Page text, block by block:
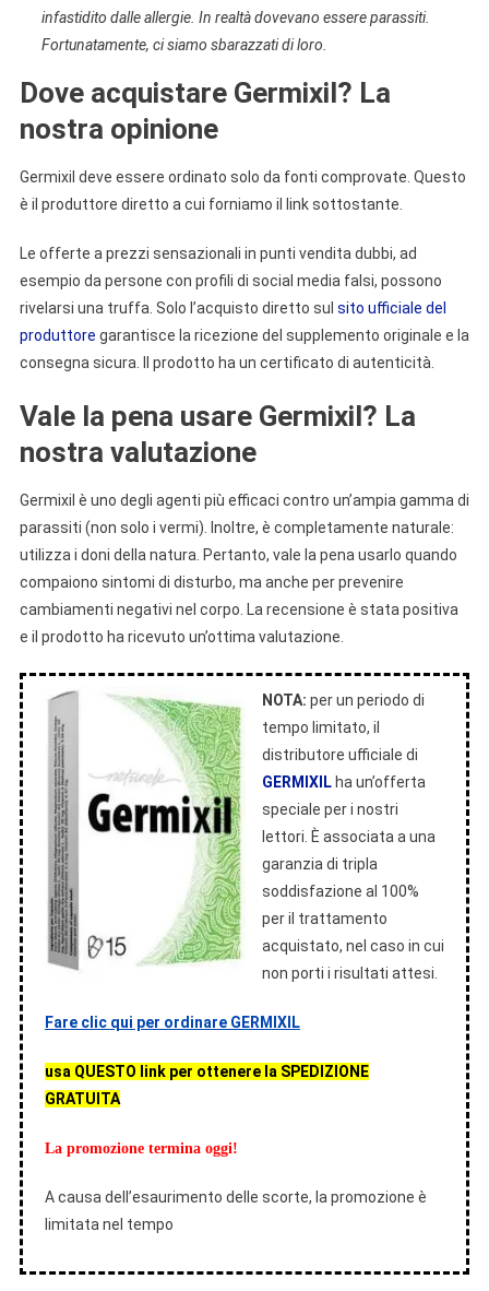
infastidito dalle allergie. In realtà dovevano essere parassiti.
Fortunatamente, ci siamo sbarazzati di loro.
Dove acquistare Germixil? La
nostra opinione
Germixil deve essere ordinato solo da fonti comprovate. Questo
è il produttore diretto a cui forniamo il link sottostante.
Le offerte a prezzi sensazionali in punti vendita dubbi, ad
esempio da persone con profili di social media falsi, possono
rivelarsi una truffa. Solo l’acquisto diretto sul sito ufficiale del
produttore garantisce la ricezione del supplemento originale e la
consegna sicura. Il prodotto ha un certificato di autenticità.
Vale la pena usare Germixil? La
nostra valutazione
Germixil è uno degli agenti più efficaci contro un’ampia gamma di
parassiti (non solo i vermi). Inoltre, è completamente naturale:
utilizza i doni della natura. Pertanto, vale la pena usarlo quando
compaiono sintomi di disturbo, ma anche per prevenire
cambiamenti negativi nel corpo. La recensione è stata positiva
e il prodotto ha ricevuto un’ottima valutazione.
NOTA: per un periodo di
tempo limitato, il
distributore ufficiale di
GERMIXILha un’offerta
speciale per i nostri
lettori. È associata a una
garanzia di tripla
soddisfazione al 100%
per il trattamento
acquistato, nel caso in cui
non porti i risultati attesi.
Fare clic qui per ordinare GERMIXIL
usa QUESTO link per ottenere la SPEDIZIONE
GRATUITA
La promozione termina oggi!
A causa dell’esaurimento delle scorte, la promozione è
limitata nel tempo